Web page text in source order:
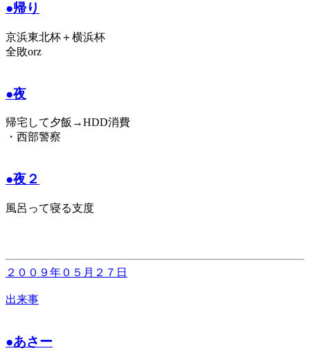
●帰り
京浜東北杯＋横浜杯
全敗orz
●夜
帰宅して夕飯→HDD消費
・西部警察
●夜２
風呂って寝る支度
２００９年０５月２７日
出来事
●あさー